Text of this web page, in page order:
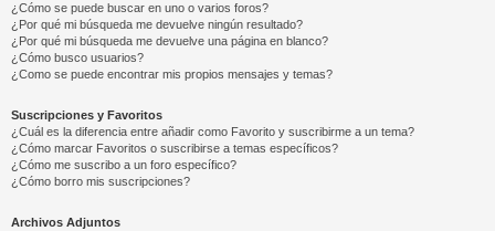
¿Cómo se puede buscar en uno o varios foros?
¿Por qué mi búsqueda me devuelve ningún resultado?
¿Por qué mi búsqueda me devuelve una página en blanco?
¿Cómo busco usuarios?
¿Como se puede encontrar mis propios mensajes y temas?
Suscripciones y Favoritos
¿Cuál es la diferencia entre añadir como Favorito y suscribirme a un tema?
¿Cómo marcar Favoritos o suscribirse a temas específicos?
¿Cómo me suscribo a un foro específico?
¿Cómo borro mis suscripciones?
Archivos Adjuntos